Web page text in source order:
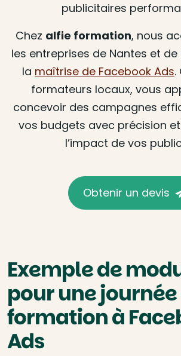
publicitaires
Chez alfie formation, nous
les entreprises de Nantes et
la maîtrise de Facebook Ads.
formateurs locaux, vous
concevoir des campagnes
vos budgets avec précision
l’impact de vos
Obtenir un devis
Exemple de
pour une journée
formation à
Ads